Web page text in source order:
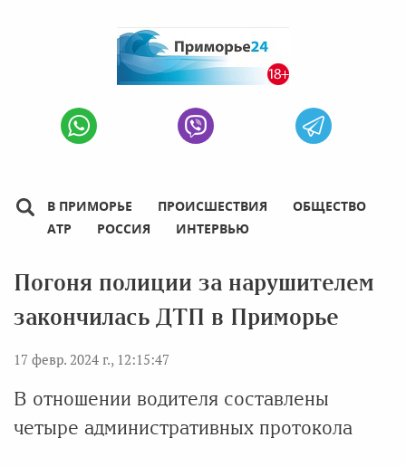
В ПРИМОРЬЕ ПРОИСШЕСТВИЯ
ОБЩЕСТВО
АТР
РОССИЯ ИНТЕРВЬЮ
Погоня полиции за нарушителем
закончилась ДТП в Приморье
17 февр. 2024 г., 12:15:47
В отношении водителя составлены
четыре административных протокола